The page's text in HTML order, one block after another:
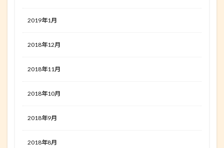
2019年1月
2018年12月
2018年11月
2018年10月
2018年9月
2018年8月